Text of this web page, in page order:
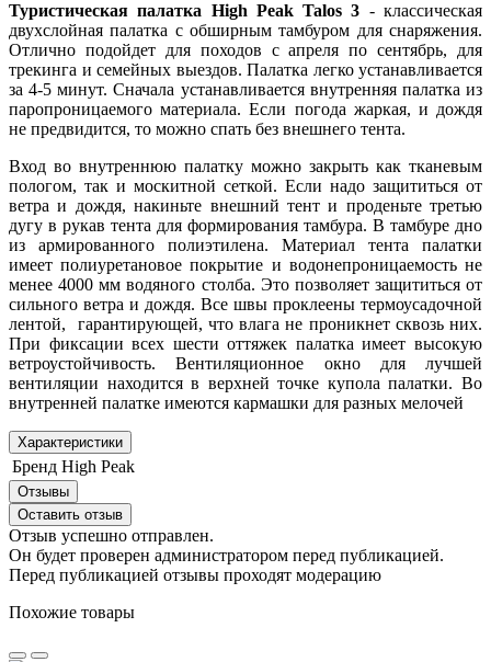
Туристическая палатка High Peak Talos 3 - классическая
двухслойная палатка с обширным тамбуром для снаряжения.
Отлично подойдет для походов с апреля по сентябрь, для
трекинга и семейных выездов. Палатка легко устанавливается
за 4-5 минут. Сначала устанавливается внутренняя палатка из
паропроницаемого материала. Если погода жаркая, и дождя
не предвидится, то можно спать без внешнего тента.
Вход во внутреннюю палатку можно закрыть как тканевым
пологом, так и москитной сеткой. Если надо защититься от
ветра и дождя, накиньте внешний тент и проденьте третью
дугу в рукав тента для формирования тамбура. В тамбуре дно
из армированного полиэтилена. Материал тента палатки
имеет полиуретановое покрытие и водонепроницаемость не
менее 4000 мм водяного столба. Это позволяет защититься от
сильного ветра и дождя. Все швы проклеены термоусадочной
лентой, гарантирующей, что влага не проникнет сквозь них.
При фиксации всех шести оттяжек палатка имеет высокую
ветроустойчивость. Вентиляционное окно для лучшей
вентиляции находится в верхней точке купола палатки. Во
внутренней палатке имеются кармашки для разных мелочей
Характеристики
Бренд High Peak
Отзывы
Оставить отзыв
Отзыв успешно отправлен.
Он будет проверен администратором перед публикацией.
Перед публикацией отзывы проходят модерацию
Похожие товары